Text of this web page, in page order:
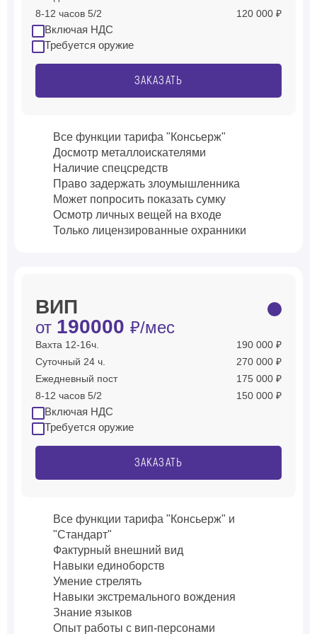
8-12 часов 5/2
120 000 ₽
Включая НДС
Требуется оружие
ЗАКАЗАТЬ
Все функции тарифа "Консьерж"
Досмотр металлоискателями
Наличие спецсредств
Право задержать злоумышленника
Может попросить показать сумку
Осмотр личных вещей на входе
Только лицензированные охранники
ВИП
от 190000 ₽/мес
Вахта 12-16ч.
190 000 ₽
Суточный 24 ч.
270 000 ₽
Ежедневный пост
175 000 ₽
8-12 часов 5/2
150 000 ₽
Включая НДС
Требуется оружие
ЗАКАЗАТЬ
Все функции тарифа "Консьерж" и
"Стандарт"
Фактурный внешний вид
Навыки единоборств
Умение стрелять
Навыки экстремального вождения
Знание языков
Опыт работы с вип-персонами